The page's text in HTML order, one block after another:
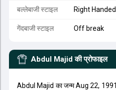
बल्लेबाजी स्टाइल Right Handed
गेंदबाजी स्टाइल Off break
Abdul Majid की प्रोफाइल
Abdul Majid का जन्म Aug 22,